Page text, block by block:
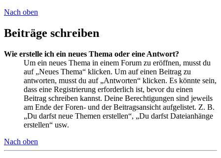
Nach oben
Beiträge schreiben
Wie erstelle ich ein neues Thema oder eine Antwort?
Um ein neues Thema in einem Forum zu eröffnen, musst du
auf „Neues Thema“ klicken. Um auf einen Beitrag zu
antworten, musst du auf „Antworten“ klicken. Es könnte sein,
dass eine Registrierung erforderlich ist, bevor du einen
Beitrag schreiben kannst. Deine Berechtigungen sind jeweils
am Ende der Foren- und der Beitragsansicht aufgelistet. Z. B.
„Du darfst neue Themen erstellen“, „Du darfst Dateianhänge
erstellen“ usw.
Nach oben